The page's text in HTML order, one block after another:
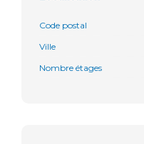
Code postal
Ville
Nombre étages